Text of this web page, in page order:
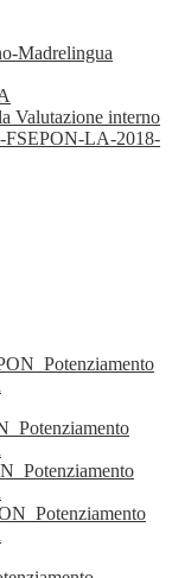
Madrelingua
Valutazione interno
FSEPON-LA-2018-